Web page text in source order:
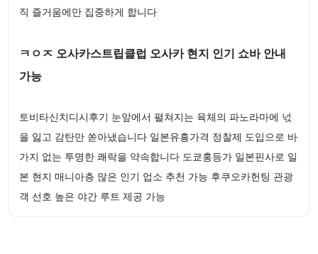
직 즐거움에만 집중하게 합니다
ㅋㅇㅈ 오사카스트립클럽 오사카 현지 인기 쇼바 안내
가능
토비타신치디시후기 눈앞에서 펼쳐지는 육체의 파노라마에 넋
을 잃고 감탄만 쏟아냈습니다 일본유흥가격 정찰제 도입으로 바
가지 없는 투명한 쾌락을 약속합니다 도쿄홍등가 일본핀사로 일
본 현지 매니아층 많은 인기 업소 추천 가능 후쿠오카헌팅 관광
객 선호 높은 야간 루트 제공 가능